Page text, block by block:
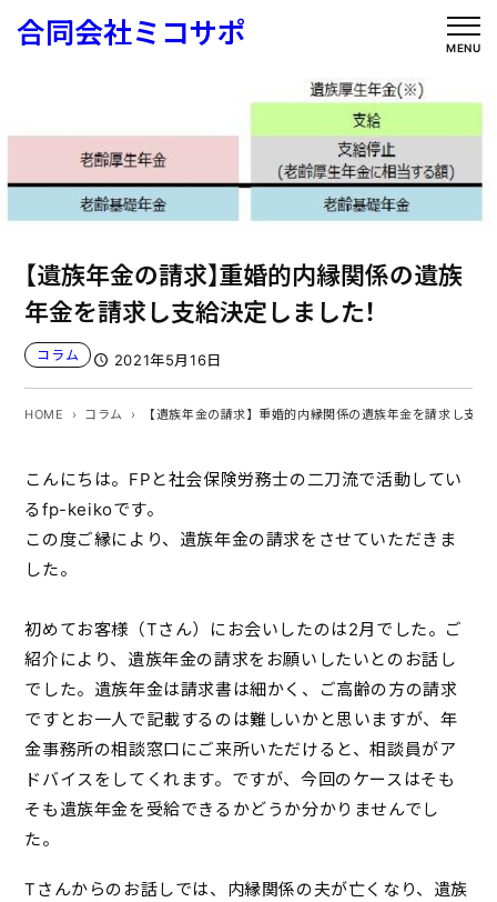
キ
プ
合同会社ミコサポ MENU
【遺族年金の請求】重婚的内縁関係の遺族
年金を請求し支給決定しました！
コラム 2021年5月16日
HOME コラム 【遺族年金の請求】重婚的内縁関係の遺族年金を請求し支給
こんにちは。FPと社会保険労務士の二刀流で活動してい
るfp-keikoです。
この度ご縁により、遺族年金の請求をさせていただきま
した。
初めてお客様（Tさん）にお会いしたのは2月でした。ご
紹介により、遺族年金の請求をお願いしたいとのお話し
でした。遺族年金は請求書は細かく、ご高齢の方の請求
ですとお一人で記載するのは難しいかと思いますが、年
金事務所の相談窓口にご来所いただけると、相談員がア
ドバイスをしてくれます。ですが、今回のケースはそも
そも遺族年金を受給できるかどうか分かりませんでし
た。
Tさんからのお話しでは、内縁関係の夫が亡くなり、遺族